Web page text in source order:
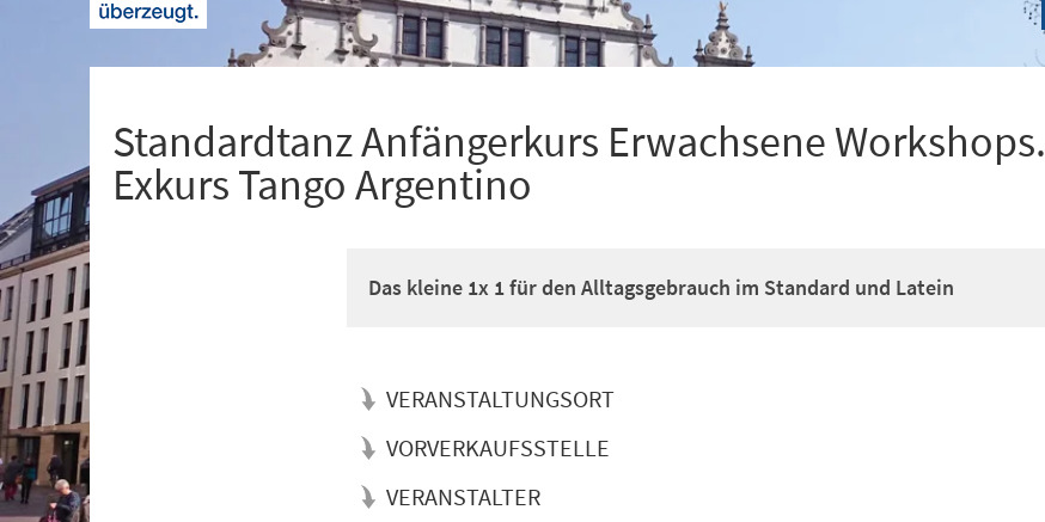
Standardtanz Anfängerkurs Erwachsene Workshops.
Exkurs Tango Argentino
Das kleine 1x 1 für den Alltagsgebrauch im Standard und Latein
VERANSTALTUNGSORT
VORVERKAUFSSTELLE
VERANSTALTER